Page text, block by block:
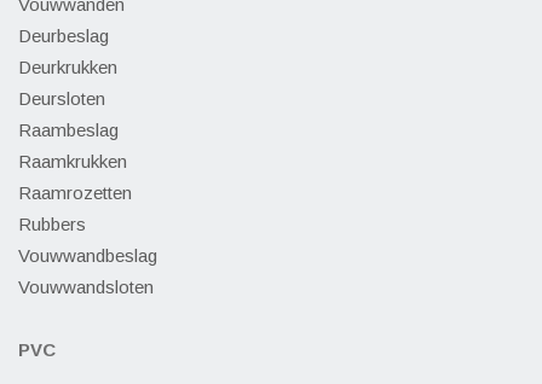
Deurbeslag
Deurkrukken
Deursloten
Raambeslag
Raamkrukken
Raamrozetten
Rubbers
Vouwwandbeslag
Vouwwandsloten
PVC